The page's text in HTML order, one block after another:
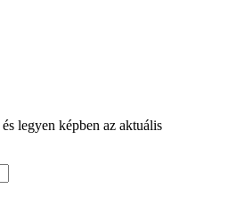
legyen képben az aktuális